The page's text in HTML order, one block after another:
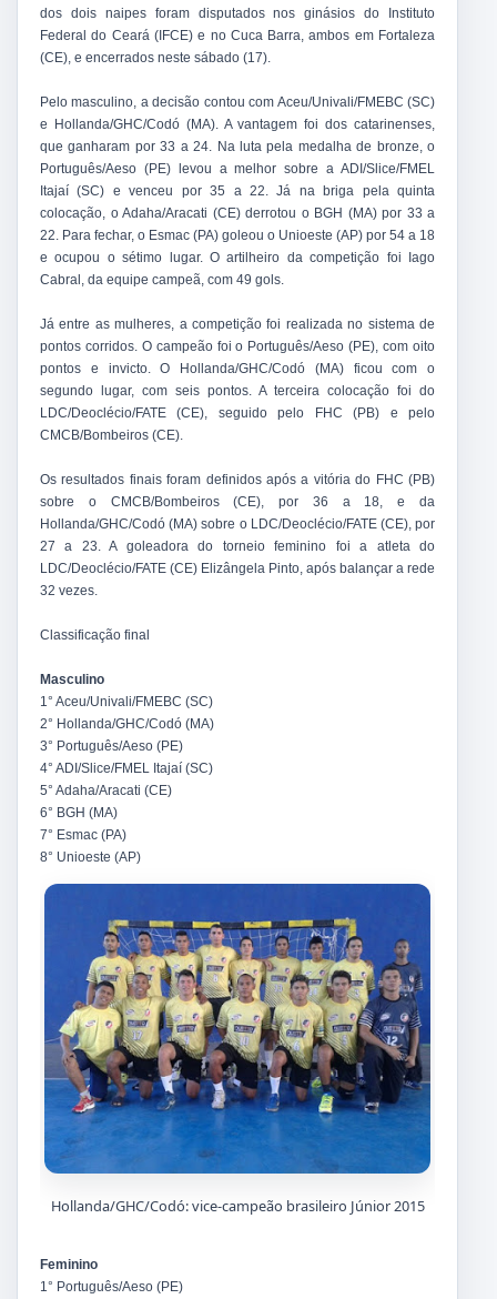
dos dois naipes foram disputados nos ginásios do Instituto
Federal do Ceará (IFCE) e no Cuca Barra, ambos em Fortaleza
(CE), e encerrados neste sábado (17).
Pelo masculino, a decisão contou com Aceu/Univali/FMEBC (SC)
e Hollanda/GHC/Codó (MA). A vantagem foi dos catarinenses,
que ganharam por 33 a 24. Na luta pela medalha de bronze, o
Português/Aeso (PE) levou a melhor sobre a ADI/Slice/FMEL
Itajaí (SC) e venceu por 35 a 22. Já na briga pela quinta
colocação, o Adaha/Aracati (CE) derrotou o BGH (MA) por 33 a
22. Para fechar, o Esmac (PA) goleou o Unioeste (AP) por 54 a 18
e ocupou o sétimo lugar. O artilheiro da competição foi Iago
Cabral, da equipe campeã, com 49 gols.
Já entre as mulheres, a competição foi realizada no sistema de
pontos corridos. O campeão foi o Português/Aeso (PE), com oito
pontos e invicto. O Hollanda/GHC/Codó (MA) ficou com o
segundo lugar, com seis pontos. A terceira colocação foi do
LDC/Deoclécio/FATE (CE), seguido pelo FHC (PB) e pelo
CMCB/Bombeiros (CE).
Os resultados finais foram definidos após a vitória do FHC (PB)
sobre o CMCB/Bombeiros (CE), por 36 a 18, e da
Hollanda/GHC/Codó (MA) sobre o LDC/Deoclécio/FATE (CE), por
27 a 23. A goleadora do torneio feminino foi a atleta do
LDC/Deoclécio/FATE (CE) Elizângela Pinto, após balançar a rede
32 vezes.
Classificação final
Masculino
1° Aceu/Univali/FMEBC (SC)
2° Hollanda/GHC/Codó (MA)
3° Português/Aeso (PE)
4° ADI/Slice/FMEL Itajaí (SC)
5° Adaha/Aracati (CE)
6° BGH (MA)
7° Esmac (PA)
8° Unioeste (AP)
Hollanda/GHC/Codó: vice-campeão brasileiro Júnior 2015
Feminino
1° Português/Aeso (PE)